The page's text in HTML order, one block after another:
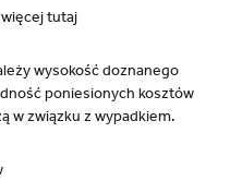
tutaj
wysokość doznanego
poniesionych kosztów
w związku z wypadkiem.